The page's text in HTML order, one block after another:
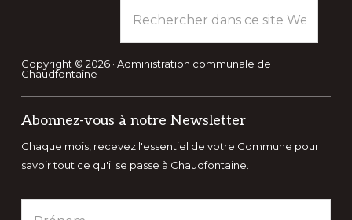
dans
ce
site
Copyright © 2026 · Administration communale de
Chaudfontaine
Abonnez-vous à notre Newsletter
Chaque mois, recevez l'essentiel de votre Commune pour
savoir tout ce qu'il se passe à Chaudfontaine.